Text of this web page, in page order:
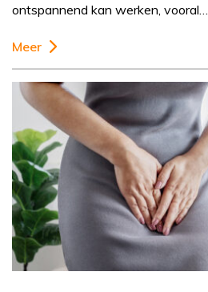
ontspannend kan werken, vooral…
Meer